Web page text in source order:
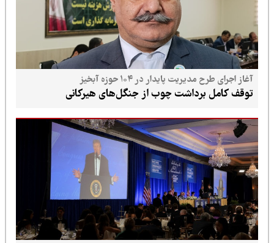
آغاز اجرای طرح مدیریت پایدار در ۱۰۴ حوزه آبخیز
توقف کامل برداشت چوب از جنگل‌های هیرکانی